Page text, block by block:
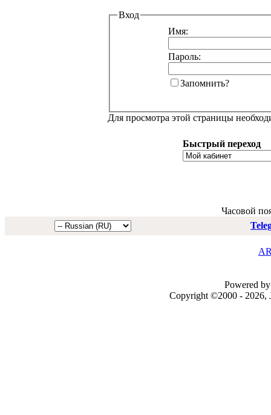
Вход
Имя:
Пароль:
Запомнить?
Для просмотра этой страницы
Быстрый переход
Часовой
Powered
Copyright ©2000 - 2026,